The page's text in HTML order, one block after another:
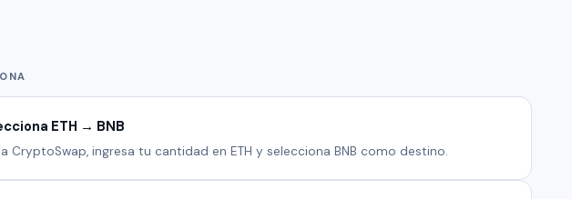
ETH → BNB
CryptoSwap, ingresa tu cantidad en ETH y selecciona BNB como destino.